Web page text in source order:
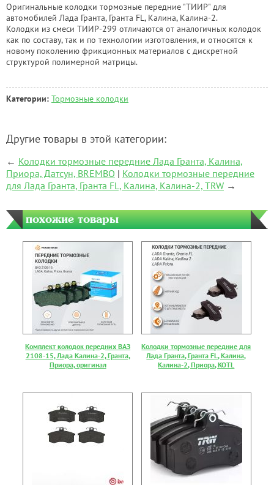
Оригинальные колодки тормозные передние "ТИИР" для
автомобилей Лада Гранта, Гранта FL, Калина, Калина-2.
Колодки из смеси ТИИР-299 отличаются от аналогичных колодок
как по составу, так и по технологии изготовления, и относятся к
новому поколению фрикционных материалов с дискретной
структурой полимерной матрицы.
Категории: Тормозные колодки
Другие товары в этой категории:
← Колодки тормозные передние Лада Гранта, Калина,
Приора, Датсун, BREMBO | Колодки тормозные передние
для Лада Гранта, Гранта FL, Калина, Калина-2, TRW →
похожие товары
Комплект колодок передних ВАЗ
2108-15, Лада Калина-2, Гранта,
Приора, оригинал
Колодки тормозные передние для
Лада Гранта, Гранта FL, Калина,
Калина-2, Приора, KOTL